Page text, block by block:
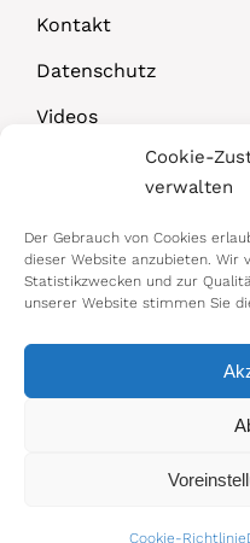
Cookie-
verwalten
Der Gebrauch von Cookies
dieser Website anzubieten. Wir
Statistikzwecken und zur
unserer Website stimmen Sie
Cookie-Richtlinie
Kontakt
Datenschutz
Videos
© 2026